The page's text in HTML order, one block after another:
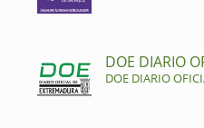
DOE DIARIO
DOE DIARIO